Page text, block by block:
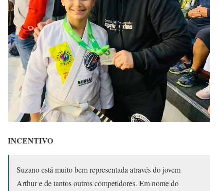
INCENTIVO
Suzano está muito bem representada através do jovem
Arthur e de tantos outros competidores. Em nome do